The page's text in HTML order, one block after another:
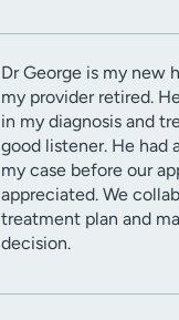
Dr George is my new
my provider retired.
in my diagnosis and
good listener. He had
my case before our
appreciated. We
treatment plan and
decision.